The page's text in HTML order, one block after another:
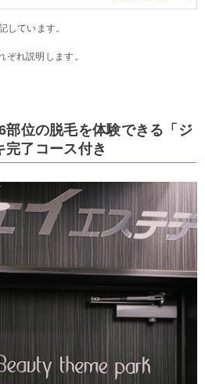
ています。
ぞれ説明します。
部位の脱毛を体験できる「ジ
完了コース付き